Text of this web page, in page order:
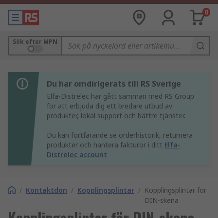
0
Sök efter MPN
Du har omdirigerats till RS Sverige
Elfa-Distrelec har gått samman med RS Group
för att erbjuda dig ett bredare utbud av
produkter, lokal support och bättre tjänster.
Du kan fortfarande se orderhistorik, returnera
produkter och hantera fakturor i ditt Elfa-
Distrelec account
/ Kontaktdon / Kopplingsplintar / Kopplingsplintar för
DIN-skena